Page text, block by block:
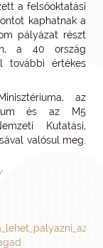
a felsőoktatási
kaphatnak a
pályázat részt
a 40 ország
további értékes
az
és az M5
Kutatási,
valósul meg.